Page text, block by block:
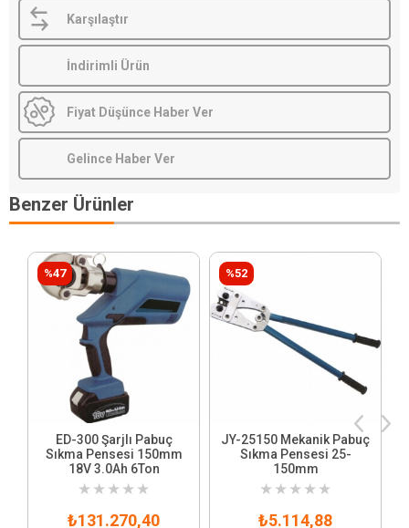
Karşılaştır
İndirimli Ürün
Fiyat Düşünce Haber Ver
Gelince Haber Ver
Benzer Ürünler
ED-300 Şarjlı Pabuç
Sıkma Pensesi 150mm
18V 3.0Ah 6Ton
★ ★ ★ ★ ★
₺131.270,40
%47
JY-25150 Mekanik Pabuç
Sıkma Pensesi 25-
150mm
★ ★ ★ ★ ★
₺5.114,88
%52